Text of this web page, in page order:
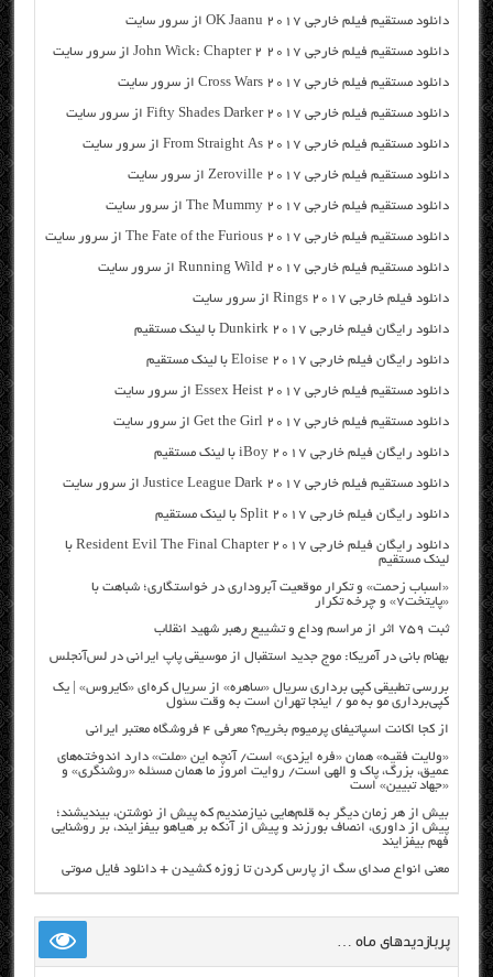
دانلود مستقیم فیلم خارجی OK Jaanu 2017 از سرور سایت
دانلود مستقیم فیلم خارجی John Wick: Chapter 2 2017 از سرور سایت
دانلود مستقیم فیلم خارجی Cross Wars 2017 از سرور سایت
دانلود مستقیم فیلم خارجی Fifty Shades Darker 2017 از سرور سایت
دانلود مستقیم فیلم خارجی From Straight As 2017 از سرور سایت
دانلود مستقیم فیلم خارجی Zeroville 2017 از سرور سایت
دانلود مستقیم فیلم خارجی The Mummy 2017 از سرور سایت
دانلود مستقیم فیلم خارجی The Fate of the Furious 2017 از سرور سایت
دانلود مستقیم فیلم خارجی Running Wild 2017 از سرور سایت
دانلود فیلم خارجی Rings 2017 از سرور سایت
دانلود رایگان فیلم خارجی Dunkirk 2017 با لینک مستقیم
دانلود رایگان فیلم خارجی Eloise 2017 با لینک مستقیم
دانلود مستقیم فیلم خارجی Essex Heist 2017 از سرور سایت
دانلود مستقیم فیلم خارجی Get the Girl 2017 از سرور سایت
دانلود رایگان فیلم خارجی iBoy 2017 با لینک مستقیم
دانلود مستقیم فیلم خارجی Justice League Dark 2017 از سرور سایت
دانلود رایگان فیلم خارجی Split 2017 با لینک مستقیم
دانلود رایگان فیلم خارجی Resident Evil The Final Chapter 2017 با
لینک مستقیم
«اسباب زحمت» و تکرار موقعیت آبروداری در خواستگاری؛ شباهت با
«پایتخت۷» و چرخه تکرار
ثبت ۷۵۹ اثر از مراسم وداع و تشییع رهبر شهید انقلاب
بهنام بانی در آمریکا: موج جدید استقبال از موسیقی پاپ ایرانی در لس‌آنجلس
بررسی تطبیقی کپی برداری سریال «ساهره» از سریال کره‌ای «کایروس» | یک
کپی‌برداری مو به مو / اینجا تهران است به وقت سئول
از کجا اکانت اسپاتیفای پرمیوم بخریم؟ معرفی ۴ فروشگاه معتبر ایرانی
«ولایت فقیه» همان «فره ایزدی» است/ آنچه این «ملت» دارد اندوخته‌های
عمیق، بزرگ، پاک و الهی است/ روایت امروز ما همان مسئله «روشنگری» و
«جهاد تبیین» است
بیش از هر زمان دیگر به قلم‌هایی نیازمندیم که پیش از نوشتن، بیندیشند؛
پیش از داوری، انصاف بورزند و پیش از آنکه بر هیاهو بیفزایند، بر روشنایی
فهم بیفزایند
معنی انواع صدای سگ از پارس کردن تا زوزه کشیدن + دانلود فایل صوتی
پربازدیدهای ماه …